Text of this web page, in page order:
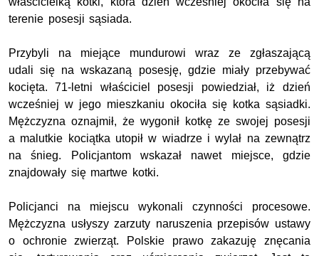
terenie posesji sąsiada.
Przybyli na miejące mundurowi wraz ze zgłaszającą
udali się na wskazaną posesję, gdzie miały przebywać
kocięta. 71-letni właściciel posesji powiedział, iż dzień
wcześniej w jego mieszkaniu okociła się kotka sąsiadki.
Mężczyzna oznajmił, że wygonił kotkę ze swojej posesji
a malutkie kociątka utopił w wiadrze i wylał na zewnątrz
na śnieg. Policjantom wskazał nawet miejsce, gdzie
znajdowały się martwe kotki.
Policjanci na miejscu wykonali czynności procesowe.
Mężczyzna usłyszy zarzuty naruszenia przepisów ustawy
o ochronie zwierząt. Polskie prawo zakazuję znęcania